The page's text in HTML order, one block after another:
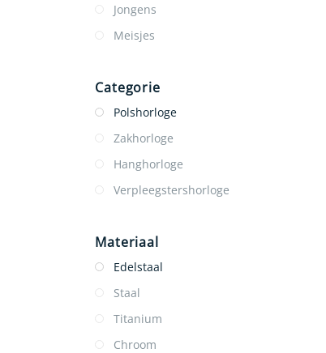
Jongens
Meisjes
Categorie
Polshorloge
Zakhorloge
Hanghorloge
Verpleegstershorloge
Materiaal
Edelstaal
Staal
Titanium
Chroom